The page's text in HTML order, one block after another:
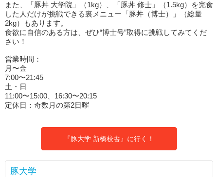
また、「豚丼 大学院」（1kg）、「豚丼 修士」（1.5kg）を完食
した人だけが挑戦できる裏メニュー「豚丼（博士）」（総量
2kg）もあります。
食欲に自信のある方は、ぜひ“博士号”取得に挑戦してみてくだ
さい！
営業時間：
月〜金
7:00〜21:45
土・日
11:00〜15:00、16:30〜20:15
定休日：奇数月の第2日曜
『豚大学 新橋校舎』に行く！
豚大学